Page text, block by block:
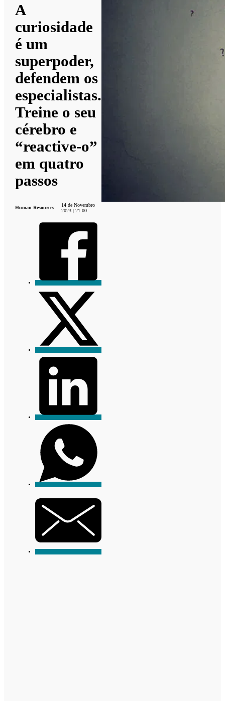
A
curiosidade
é um
superpoder,
defendem os
especialistas.
Treine o seu
cérebro e
“reactive-o”
em quatro
passos
Human Resources
14 de Novembro
2023 | 21:00